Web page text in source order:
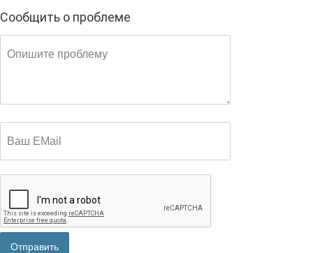
Сообщить о проблеме
Опишите проблему
Ваш EMail